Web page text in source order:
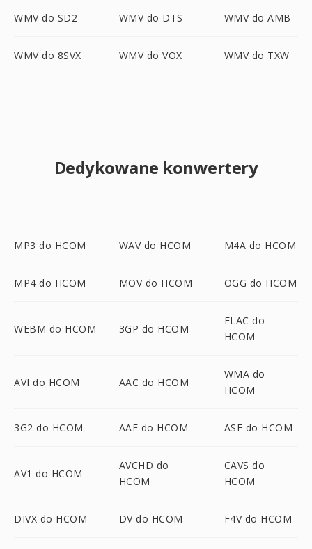
WMV do SD2 WMV do DTS WMV do AMB
WMV do 8SVX WMV do VOX WMV do TXW
Dedykowane konwertery
MP3 do HCOM WAV do HCOM M4A do HCOM
MP4 do HCOM MOV do HCOM OGG do HCOM
WEBM do HCOM 3GP do HCOM
FLAC do
HCOM
AVI do HCOM AAC do HCOM
WMA do
HCOM
3G2 do HCOM AAF do HCOM ASF do HCOM
AV1 do HCOM
AVCHD do
HCOM
CAVS do
HCOM
DIVX do HCOM DV do HCOM F4V do HCOM